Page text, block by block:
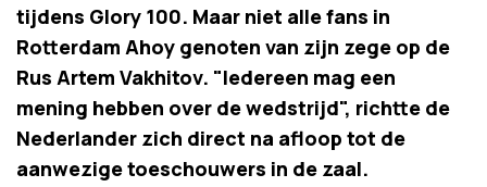
tijdens Glory 100. Maar niet alle fans in
Rotterdam Ahoy genoten van zijn zege op de
Rus Artem Vakhitov. "Iedereen mag een
mening hebben over de wedstrijd", richtte de
Nederlander zich direct na afloop tot de
aanwezige toeschouwers in de zaal.